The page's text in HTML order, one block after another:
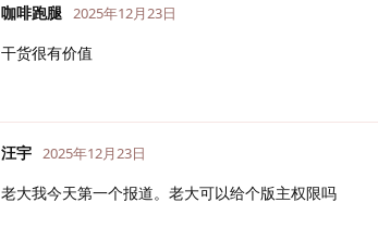
咖啡跑腿 2025年12月23日
干货很有价值
汪宇 2025年12月23日
老大我今天第一个报道。老大可以给个版主权限吗